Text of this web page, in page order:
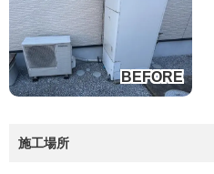
施工場所